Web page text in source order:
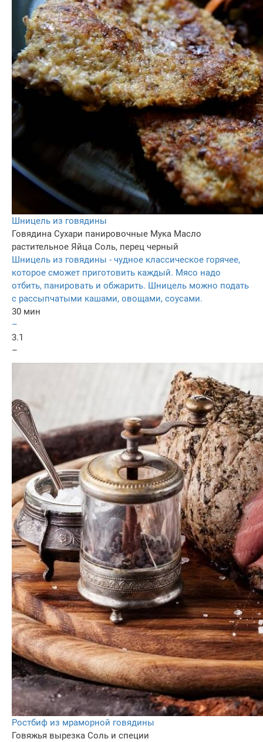
Шницель из говядины
Говядина Сухари панировочные Мука Масло
растительное Яйца Соль, перец черный
Шницель из говядины - чудное классическое горячее,
которое сможет приготовить каждый. Мясо надо
отбить, панировать и обжарить. Шницель можно подать
с рассыпчатыми кашами, овощами, соусами.
30 мин
–
3.1
–
Ростбиф из мраморной говядины
Говяжья вырезка Соль и специи